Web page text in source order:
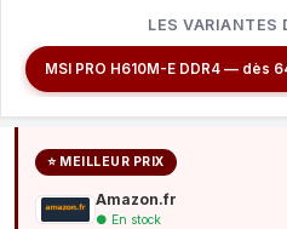
LES VARIANTES
MSI PRO H610M-E DDR4 — dès
⭐ MEILLEUR PRIX
Amazon.fr
● En stock